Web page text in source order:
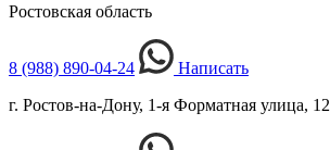
Ростовская область
8 (988) 890-04-24
Написать
г. Ростов-на-Дону, 1-я Форматная улица, 12